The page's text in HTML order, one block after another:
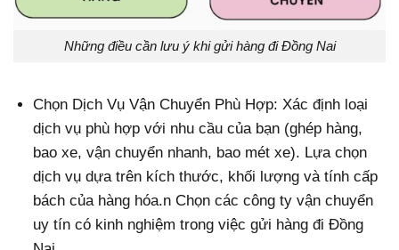
Những điều cần lưu ý khi gửi hàng đi Đồng Nai
Chọn Dịch Vụ Vận Chuyển Phù Hợp: Xác định loại
dịch vụ phù hợp với nhu cầu của bạn (ghép hàng,
bao xe, vận chuyển nhanh, bao mét xe). Lựa chọn
dịch vụ dựa trên kích thước, khối lượng và tính cấp
bách của hàng hóa.n Chọn các công ty vận chuyển
uy tín có kinh nghiệm trong việc gửi hàng đi Đồng